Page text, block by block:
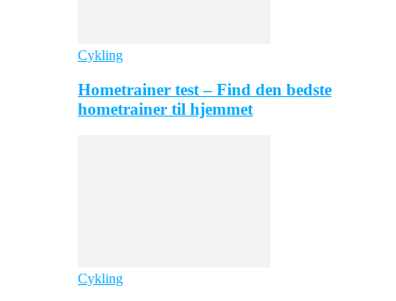
Cykling
Hometrainer test – Find den bedste
hometrainer til hjemmet
Cykling